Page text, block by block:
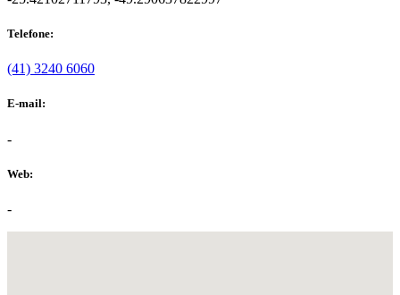
Telefone:
(41) 3240 6060
E-mail:
-
Web:
-